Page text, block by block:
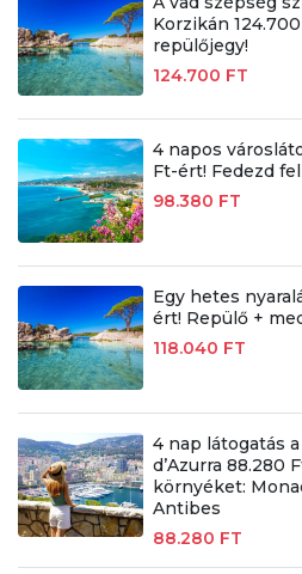
Korzikán
repülőjegy!
124.700 FT
4 napos
Ft-ért! Fedezd
98.380 FT
Egy hetes
ért! Repülő +
118.040 FT
4 nap látogatás
d’Azurra 88.280
környéket:
Antibes
88.280 FT